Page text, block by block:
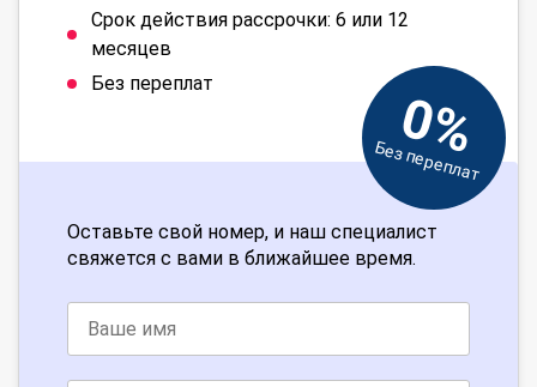
Срок действия рассрочки: 6 или 12
месяцев
Без переплат
0%
Без переплат
Оставьте свой номер, и наш специалист
свяжется с вами в ближайшее время.